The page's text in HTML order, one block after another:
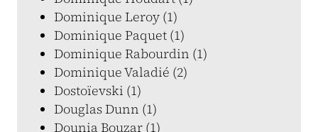
Dominique Leroy (1)
Dominique Paquet (1)
Dominique Rabourdin (1)
Dominique Valadié (2)
Dostoïevski (1)
Douglas Dunn (1)
Dounia Bouzar (1)